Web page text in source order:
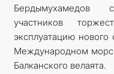
Бердымухамедов
участников
эксплуатацию нового
Международном
Балканского велаята.